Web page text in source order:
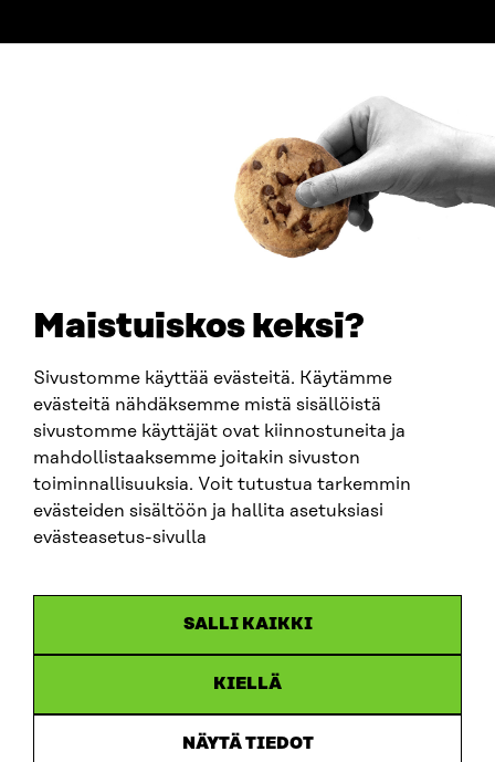
Maistuiskos keksi?
Sivustomme käyttää evästeitä. Käytämme
evästeitä nähdäksemme mistä sisällöistä
sivustomme käyttäjät ovat kiinnostuneita ja
mahdollistaaksemme joitakin sivuston
toiminnallisuuksia. Voit tutustua tarkemmin
evästeiden sisältöön ja hallita asetuksiasi
evästeasetus-sivulla
SALLI KAIKKI
KIELLÄ
NÄYTÄ TIEDOT
firstname.lastname@sitra.fi
SITRA ON SOCIAL MEDIA
LinkedIn
Instagram